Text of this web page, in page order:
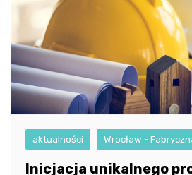
aktualności Wrocław -
Inicjacja unikalnego